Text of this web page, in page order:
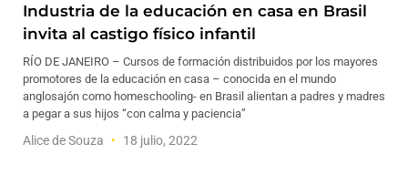
Industria de la educación en casa en Brasil
invita al castigo físico infantil
RÍO DE JANEIRO – Cursos de formación distribuidos por los mayores
promotores de la educación en casa – conocida en el mundo
anglosajón como homeschooling- en Brasil alientan a padres y madres
a pegar a sus hijos “con calma y paciencia”
Alice de Souza 18 julio, 2022